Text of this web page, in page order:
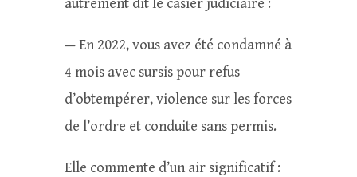
autrement dit le casier judiciaire :
— En 2022, vous avez été condamné à
4 mois avec sursis pour refus
d’obtempérer, violence sur les forces
de l’ordre et conduite sans permis.
Elle commente d’un air significatif :